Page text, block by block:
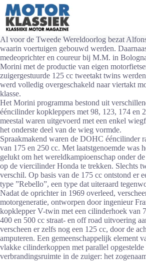
Ga
naar
inhoud
Al voor de Tweede Wereldoorlog bezat
waarin voertuigen gebouwd werden.
medeoprichter en coureur bij M.M. in
Morini met de productie van eigen
zuigergestuurde 125 cc tweetakt twins
werd volledig overgeschakeld naar viertakt
klasse.
Het Morini programma bestond uit
ééncilinder kopkleppers met 98, 123, 174 en
meestal waren uitgevoerd met een enkel
het onderste deel van de wieg vormde.
Spraakmakend waren de DOHC ééncilinder
van 175 en 250 cc. Met laatstgenoemde was
gelukt om het wereldkampioenschap onder
op de viercilinder Honda te trekken. Slechts
verschil. Op basis van de 175 cc ontstond er
type ”Rebello”, een type dat uiteraard
Nadat de oprichter in 1969 overleed,
motorgeneratie, ontworpen door ingenieur
kopklepper V-twin met een cilinderhoek van
400 en 500 cc straat- en off road uitvoering
verscheen er zelfs nog een 125 cc, door de
amputeren. Een gemeenschappelijk element
vlakke cilinderkoppen met parallel opgestelde
verbrandingsruimte in de zuiger: het